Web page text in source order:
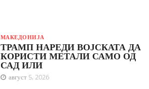
МАКЕДОНИЈА
ТРАМП НАРЕДИ ВОЈСКАТА ДА
КОРИСТИ МЕТАЛИ САМО ОД
САД ИЛИ
август 5, 2026